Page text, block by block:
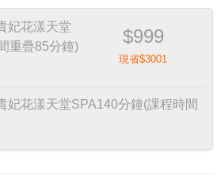
妃花漾天堂
重疊85分鐘)
$999
現省$3001
妃花漾天堂SPA140分鐘(課程時間